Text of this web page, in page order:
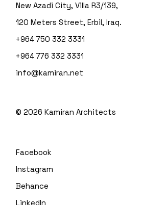
New Azadi City, Villa R3/139,
120 Meters Street, Erbil, Iraq.
+964 750 332 3331
+964 776 332 3331
info@kamiran.net
©2026 Kamiran Architects
Facebook
Instagram
Behance
LinkedIn